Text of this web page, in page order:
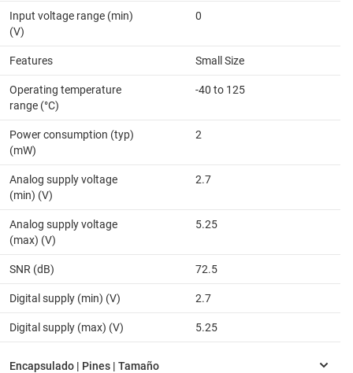
Input voltage range (min)
(V)
0
Features Small Size
Operating temperature
range (°C)
-40 to 125
Power consumption (typ)
(mW)
2
Analog supply voltage
(min) (V)
2.7
Analog supply voltage
(max) (V)
5.25
SNR (dB) 72.5
Digital supply (min) (V) 2.7
Digital supply (max) (V) 5.25